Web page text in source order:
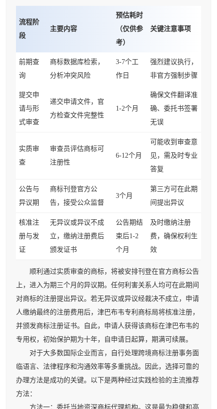
流程阶
段
主要内容
预估耗时
（仅供参
考）
关键注意事项
前期查
询
商标数据库检索，
分析冲突风险
3-7个工
作日
强烈建议执行，
非官方强制步骤
提交申
请与形
式审查
递交申请文件，官
方检查文件完整性
1-2个月
确保文件翻译准
确、委托书签署
无误
实质审
查
审查员评估商标可
注册性
6-12个月
可能收到审查意
见，需及时专业
答复
公告与
异议期
商标刊登官方公
告，接受公众监督
3个月
第三方可在此期
间提出异议
核准注
册与发
证
无异议或异议不成
立，缴纳注册费后
颁发证书
公告期结
束后1-2
个月
及时缴纳注册
费，确保权利生
效
顺利通过实质审查的商标，将被安排刊登在官方商标公告
上，进入为期三个月的异议期。任何利害关系人均可在此期间
对商标的注册提出异议。若无异议或异议经裁决不成立，申请
人缴纳最终的注册费用后，津巴布韦专利商标局将核准注册，
并颁发商标注册证书。自此，申请人获得该商标在津巴布韦的
专用权，初始保护期为十年，自申请日起算，期满可续展。
对于大多数国际企业而言，自行处理跨境商标注册事务面
临语言、法律程序和沟通效率等多重挑战。因此，选择可靠的
办理方法是成功的关键。以下是两种经过实践检验的主流推荐
方法：
方法一：委托当地资深商标代理机构。这是最为稳健和高